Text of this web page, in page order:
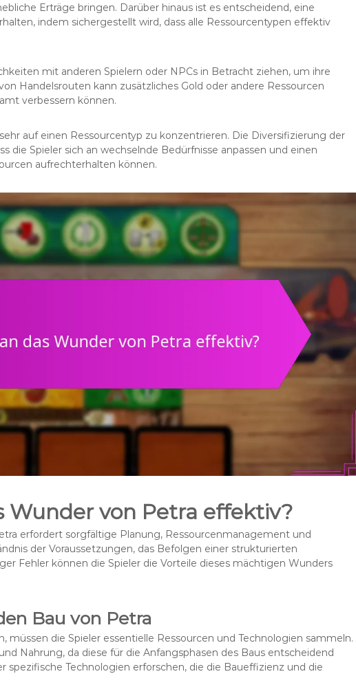
Erträge bringen. Darüber hinaus ist es entscheidend, eine
indem sichergestellt wird, dass alle Ressourcentypen effektiv
mit anderen Spielern oder NPCs in Betracht ziehen, um ihre
Handelsrouten kann zusätzliches Gold oder andere Ressourcen
verbessern können.
auf einen Ressourcentyp zu konzentrieren. Die Diversifizierung der
die Spieler sich an wechselnde Bedürfnisse anpassen und einen
aufrechterhalten können.
Wunder von Petra effektiv?
erfordert sorgfältige Planung, Ressourcenmanagement und
der Voraussetzungen, das Befolgen einer strukturierten
Fehler können die Spieler die Vorteile dieses mächtigen Wunders
Bau von Petra
müssen die Spieler essentielle Ressourcen und Technologien sammeln.
Nahrung, da diese für die Anfangsphasen des Baus entscheidend
spezifische Technologien erforschen, die die Baueffizienz und die